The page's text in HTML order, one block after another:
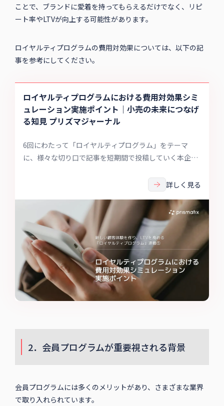
ことで、ブランドに愛着を持ってもらえるだけでなく、リピ
ート率やLTVが向上する可能性があります。
ロイヤルティプログラムの費用対効果については、以下の記
事を参考にしてください。
ロイヤルティプログラムにおける費用対効果シミ
ュレーション実施ポイント｜小売の未来につなげ
る知見 プリズマジャーナル
6回にわたって「ロイヤルティプログラム」をテーマ
に、様々な切り口で記事を短期間で投稿していく本企
について「期待される効果」「想定される費用」などの
ログラムの会計処理として不明確になりがちな新収益認
識基準についてもお話いたします。
詳しく見る
2．会員プログラムが重要視される背景
会員プログラムには多くのメリットがあり、さまざまな業界
で取り入れられています。